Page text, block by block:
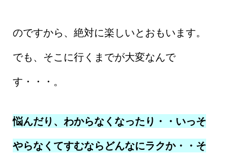
のですから、絶対に楽しいとおもいます。
でも、そこに行くまでが大変なんで
す・・・。
悩んだり、わからなくなったり・・いっそ
やらなくてすむならどんなにラクか・・そ